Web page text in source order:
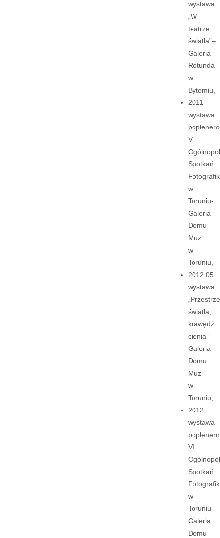
wystawa
„W
teatrze
światła”–
Galeria
Rotunda
w
Bytomiu,
2011
wystawa
V
Spotkań
w
Toruniu-
Galeria
Domu
Muz
w
Toruniu,
2012.05
wystawa
światła,
krawędź
cienia”–
Galeria
Domu
Muz
w
Toruniu,
2012
wystawa
VI
Spotkań
w
Toruniu-
Galeria
Domu